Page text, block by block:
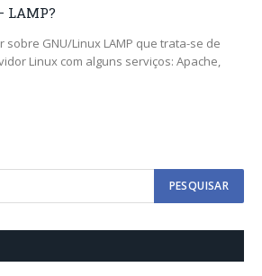
LAMP?
GNU/Linux LAMP que trata-se de
Linux com alguns serviços: Apache,